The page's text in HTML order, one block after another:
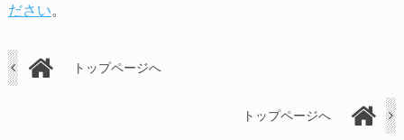
ださい。
トップページへ
トップページへ